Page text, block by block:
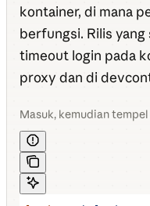
kontainer, di mana
berfungsi. Rilis
timeout login pada
proxy dan di
Masuk, kemudian